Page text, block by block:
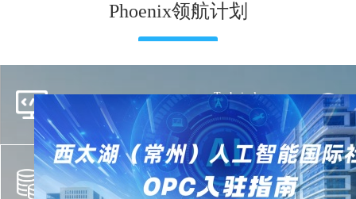
Phoenix领航计划
技术服务
Technical
Service
金融服务
Financial
Service